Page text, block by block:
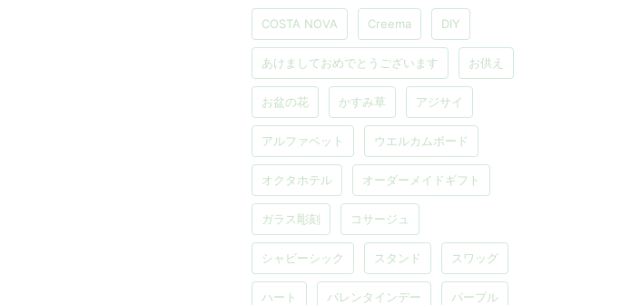
COSTA NOVA Creema DIY
あけましておめでとうございます お供え
お盆の花 かすみ草 アジサイ
アルファベット ウエルカムボード
オクタホテル オーダーメイドギフト
ガラス彫刻 コサージュ
シャビーシック スタンド スワッグ
ハート バレンタインデー パープル